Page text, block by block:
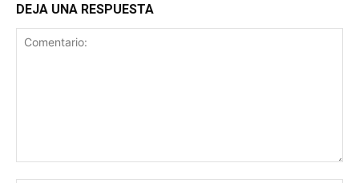
DEJA UNA RESPUESTA